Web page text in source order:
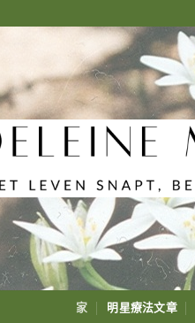
家 明星療法文章